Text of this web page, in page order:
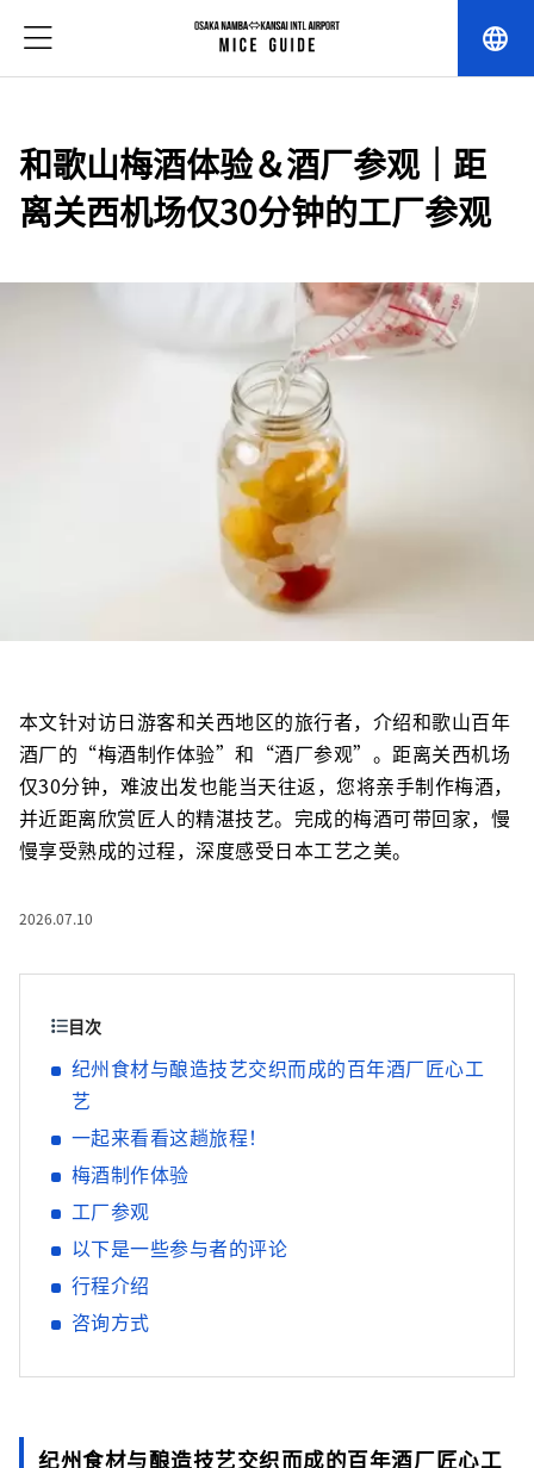
language
和歌山梅酒体验＆酒厂参观｜距
离关西机场仅30分钟的工厂参观
本文针对访日游客和关西地区的旅行者，介绍和歌山百年
酒厂的“梅酒制作体验”和“酒厂参观”。距离关西机场
仅30分钟，难波出发也能当天往返，您将亲手制作梅酒，
并近距离欣赏匠人的精湛技艺。完成的梅酒可带回家，慢
慢享受熟成的过程，深度感受日本工艺之美。
2026.07.10
目次
纪州食材与酿造技艺交织而成的百年酒厂匠心工
艺
一起来看看这趟旅程！
梅酒制作体验
工厂参观
以下是一些参与者的评论
行程介绍
咨询方式
纪州食材与酿造技艺交织而成的百年酒厂匠心工